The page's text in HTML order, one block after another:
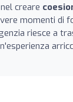
creare
momenti di
riesce a